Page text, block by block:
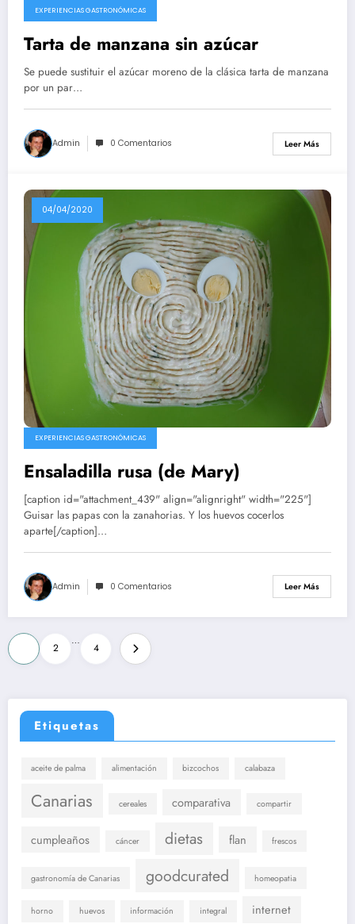
EXPERIENCIAS GASTRONÓMICAS
Tarta de manzana sin azúcar
Se puede sustituir el azúcar moreno de la clásica tarta de manzana
por un par…
Admin 0 Comentarios Leer Más
04/04/2020
EXPERIENCIAS GASTRONÓMICAS
Ensaladilla rusa (de Mary)
[caption id="attachment_439" align="alignright" width="225"]
Guisar las papas con la zanahorias. Y los huevos cocerlos
aparte[/caption]…
Admin 0 Comentarios Leer Más
Paginación
de
entradas
2
…
4
Etiquetas
aceite de palma alimentación bizcochos calabaza
Canarias cereales comparativa compartir
cumpleaños cáncer dietas flan frescos
gastronomía de Canarias goodcurated homeopatia
horno huevos información integral internet